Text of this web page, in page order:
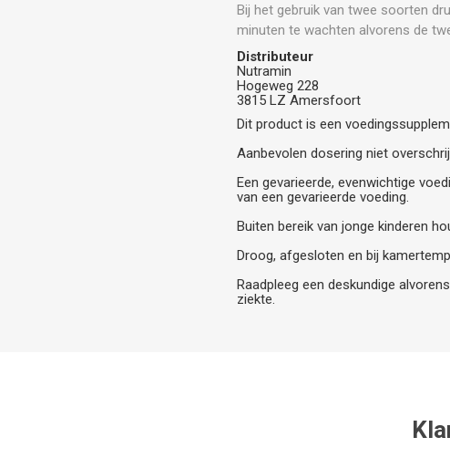
Bij het gebruik van twee soorten
minuten te wachten alvorens de
Distributeur
Nutramin
Hogeweg 228
3815 LZ Amersfoort
Dit product is een
Aanbevolen dosering niet
Een gevarieerde, evenwichtige
van een gevarieerde voeding.
Buiten bereik van jonge kinderen
Droog, afgesloten en bij
Raadpleeg een deskundige
ziekte.